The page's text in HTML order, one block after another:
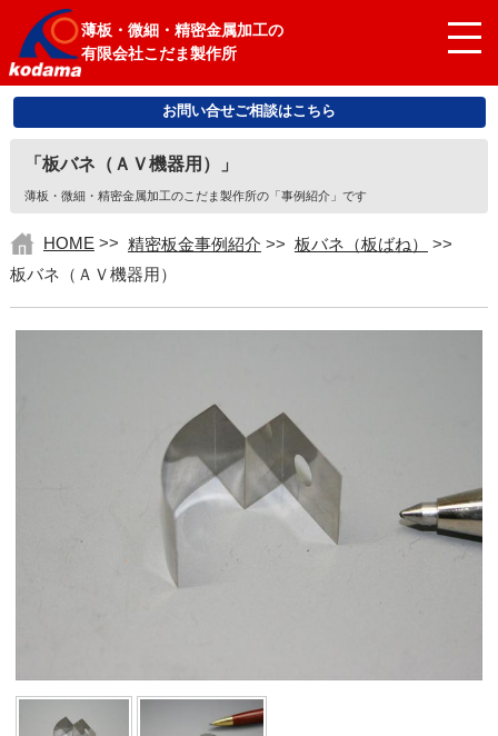
薄板・微細・精密金属加工の
有限会社こだま製作所
お問い合せご相談はこちら
「板バネ（ＡＶ機器用）」
薄板・微細・精密金属加工のこだま製作所の「事例紹介」です
HOME >> 精密板金事例紹介 >> 板バネ（板ばね）
>>
板バネ（ＡＶ機器用）